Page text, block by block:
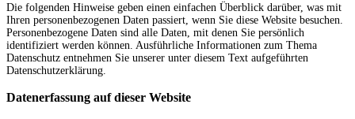
Die folgenden Hinweise geben einen einfachen Überblick darüber, was mit
Ihren personenbezogenen Daten passiert, wenn Sie diese Website besuchen.
Personenbezogene Daten sind alle Daten, mit denen Sie persönlich
identifiziert werden können. Ausführliche Informationen zum Thema
Datenschutz entnehmen Sie unserer unter diesem Text aufgeführten
Datenschutzerklärung.
Datenerfassung auf dieser Website